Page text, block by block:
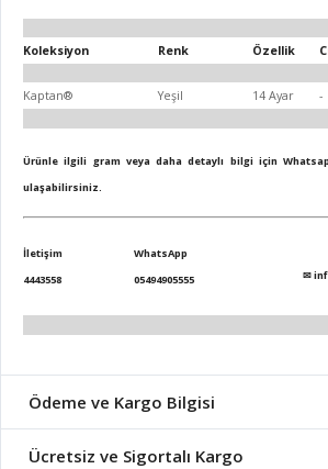
Koleksiyon Renk Özellik
Kaptan® Yeşil 14 Ayar -
Ürünle ilgili gram veya daha detaylı bilgi için
ulaşabilirsiniz.
İletişim
4443558
WhatsApp
05494905555
✉
Ödeme ve Kargo Bilgisi
Ücretsiz ve Sigortalı Kargo